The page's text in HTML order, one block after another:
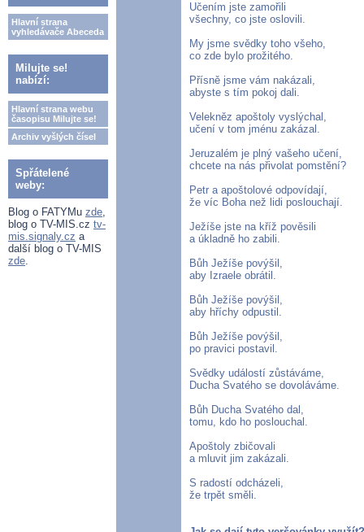
Hlavní strana
vyhledávače Abeceda
Milujte se!
nabízí:
Hlavní strana webu
časopisu Milujte se!
Archiv vyšlých čísel
Spřátelené
weby:
Blog o FATYMu zde,
blog o TV-MIS.cz tv-
mis.signaly.cz a
další blog o TV-MIS
zde.
Učením jste zamořili
všechny, co jste oslovili.
My jsme svědky toho všeho,
co zde bylo prožitého.
Přísně jsme vám nakázali,
abyste s tím pokoj dali.
Velekněz apoštoly vyslýchal,
učení v tom jménu zakázal.
Jeruzalém je plný vašeho učení,
chcete na nás přivolat pomstění?
Petr a apoštolové odpovídají,
že víc Boha než lidi poslouchají.
Ježíše jste na kříž pověsili
a úkladně ho zabili.
Bůh Ježíše povýšil,
aby Izraele obrátil.
Bůh Ježíše povýšil,
aby hříchy odpustil.
Bůh Ježíše povýšil,
po pravici postavil.
Svědky událostí zůstáváme,
Ducha Svatého se dovoláváme.
Bůh Ducha Svatého dal,
tomu, kdo ho poslouchal.
Apoštoly zbičovali
a mluvit jim zakázali.
S radostí odcházeli,
že trpět směli.